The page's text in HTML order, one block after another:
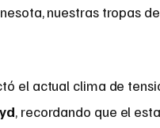
nuestras tropas
el actual clima de
, recordando que el